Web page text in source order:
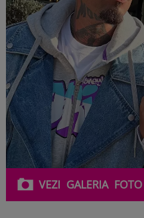
VEZI GALERIAFOTO